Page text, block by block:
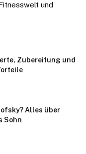
und
Zubereitung und
Alles über
Sohn